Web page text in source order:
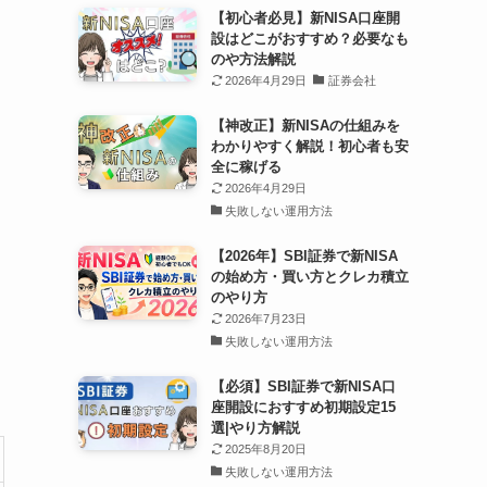
【初心者必見】新NISA口座開
設はどこがおすすめ？必要なも
のや方法解説
2026年4月29日 証券会社
【神改正】新NISAの仕組みを
わかりやすく解説！初心者も安
全に稼げる
2026年4月29日
失敗しない運用方法
【2026年】SBI証券で新NISA
の始め方・買い方とクレカ積立
のやり方
2026年7月23日
失敗しない運用方法
【必須】SBI証券で新NISA口
座開設におすすめ初期設定15
選|やり方解説
2025年8月20日
失敗しない運用方法